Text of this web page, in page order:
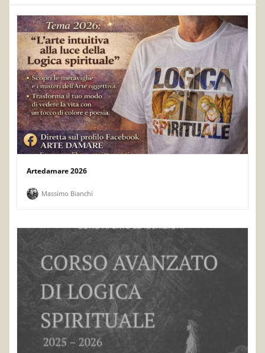
Artedamare 2026
Massimo Bianchi